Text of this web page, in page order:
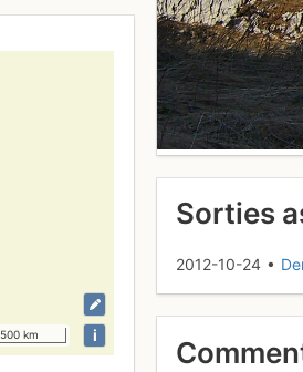
500 km i
Sorties
2012-10-24 •